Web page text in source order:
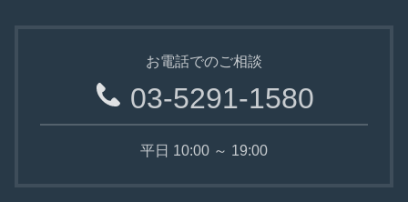
お電話でのご相談
03-5291-1580
平日 10:00 ～ 19:00